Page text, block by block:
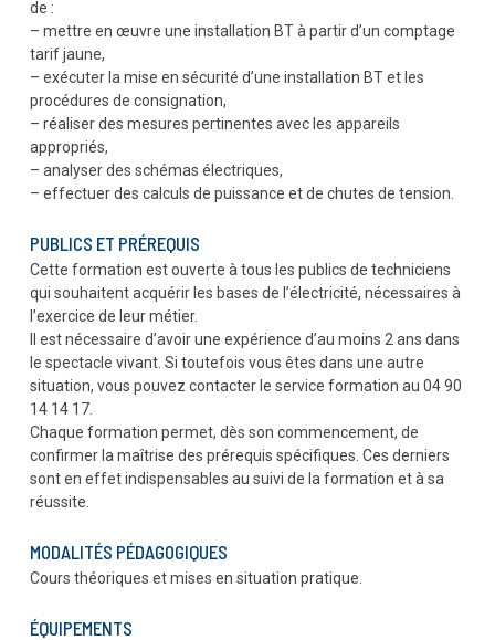
de :
– mettre en œuvre une installation BT à partir d’un comptage
tarif jaune,
– exécuter la mise en sécurité d’une installation BT et les
procédures de consignation,
– réaliser des mesures pertinentes avec les appareils
appropriés,
– analyser des schémas électriques,
– effectuer des calculs de puissance et de chutes de tension.
PUBLICS ET PRÉREQUIS
Cette formation est ouverte à tous les publics de techniciens
qui souhaitent acquérir les bases de l’électricité, nécessaires à
l’exercice de leur métier.
Il est nécessaire d’avoir une expérience d’au moins 2 ans dans
le spectacle vivant. Si toutefois vous êtes dans une autre
situation, vous pouvez contacter le service formation au 04 90
14 14 17.
Chaque formation permet, dès son commencement, de
confirmer la maîtrise des prérequis spécifiques. Ces derniers
sont en effet indispensables au suivi de la formation et à sa
réussite.
MODALITÉS PÉDAGOGIQUES
Cours théoriques et mises en situation pratique.
ÉQUIPEMENTS